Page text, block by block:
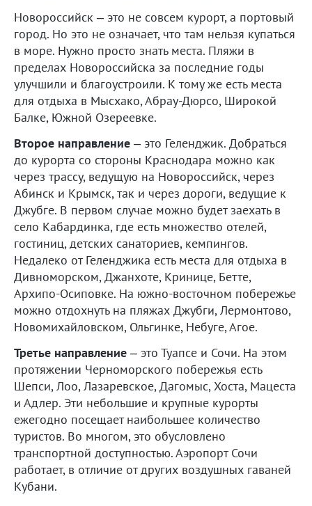
Новороссийск – это не совсем курорт, а портовый
город. Но это не означает, что там нельзя купаться
в море. Нужно просто знать места. Пляжи в
пределах Новороссийска за последние годы
улучшили и благоустроили. К тому же есть места
для отдыха в Мысхако, Абрау-Дюрсо, Широкой
Балке, Южной Озереевке.
Второе направление – это Геленджик. Добраться
до курорта со стороны Краснодара можно как
через трассу, ведущую на Новороссийск, через
Абинск и Крымск, так и через дороги, ведущие к
Джубге. В первом случае можно будет заехать в
село Кабардинка, где есть множество отелей,
гостиниц, детских санаториев, кемпингов.
Недалеко от Геленджика есть места для отдыха в
Дивноморском, Джанхоте, Кринице, Бетте,
Архипо-Осиповке. На южно-восточном побережье
можно отдохнуть на пляжах Джубги, Лермонтово,
Новомихайловском, Ольгинке, Небуге, Агое.
Третье направление – это Туапсе и Сочи. На этом
протяжении Черноморского побережья есть
Шепси, Лоо, Лазаревское, Дагомыс, Хоста, Мацеста
и Адлер. Эти небольшие и крупные курорты
ежегодно посещает наибольшее количество
туристов. Во многом, это обусловлено
транспортной доступностью. Аэропорт Сочи
работает, в отличие от других воздушных гаваней
Кубани.